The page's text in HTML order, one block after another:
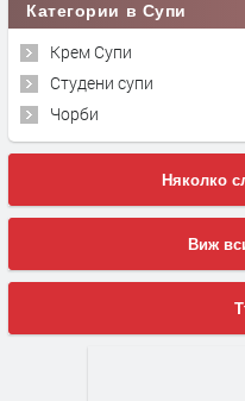
Категории в Супи
Крем Супи
Студени супи
Чорби
Няколко
Виж